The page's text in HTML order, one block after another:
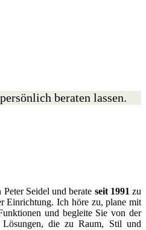
beraten lassen.
Peter Seidel und berate seit 1991 zu
Einrichtung. Ich höre zu, plane mit
und begleite Sie von der
die zu Raum, Stil und